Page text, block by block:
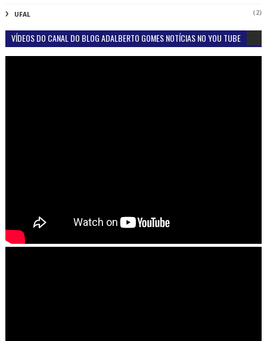
UFAL (2)
VÍDEOS DO CANAL DO BLOG ADALBERTO GOMES NOTÍCIAS NO YOU TUBE